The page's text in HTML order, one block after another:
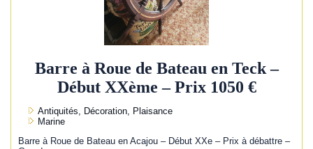
Barre à Roue de Bateau en Teck –
Début XXème – Prix 1050 €
Antiquités, Décoration, Plaisance
Marine
Barre à Roue de Bateau en Acajou – Début XXe – Prix à débattre –